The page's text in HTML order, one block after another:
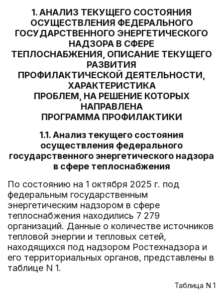
1. АНАЛИЗ ТЕКУЩЕГО СОСТОЯНИЯ
ОСУЩЕСТВЛЕНИЯ ФЕДЕРАЛЬНОГО
ГОСУДАРСТВЕННОГО ЭНЕРГЕТИЧЕСКОГО
НАДЗОРА В СФЕРЕ
ТЕПЛОСНАБЖЕНИЯ, ОПИСАНИЕ ТЕКУЩЕГО
РАЗВИТИЯ
ПРОФИЛАКТИЧЕСКОЙ ДЕЯТЕЛЬНОСТИ,
ХАРАКТЕРИСТИКА
ПРОБЛЕМ, НА РЕШЕНИЕ КОТОРЫХ
НАПРАВЛЕНА
ПРОГРАММА ПРОФИЛАКТИКИ
1.1. Анализ текущего состояния
осуществления федерального
государственного энергетического надзора
в сфере теплоснабжения
По состоянию на 1 октября 2025 г. под
федеральным государственным
энергетическим надзором в сфере
теплоснабжения находились 7 279
организаций. Данные о количестве источников
тепловой энергии и тепловых сетей,
находящихся под надзором Ростехнадзора и
его территориальных органов, представлены в
таблице N 1.
Таблица N 1